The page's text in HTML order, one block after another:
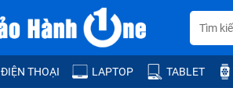
ĐIỆN THOẠI LAPTOP TABLET